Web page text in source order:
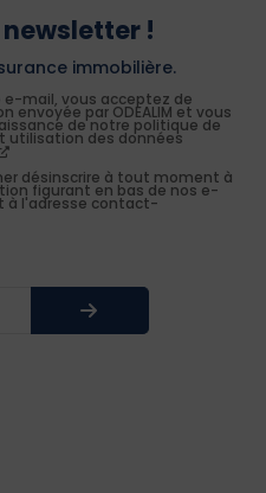
!
immobilière.
e-mail, vous acceptez de
par ODEALIM et vous
de notre politique de
des données
désinscrire à tout moment à
figurant en bas de nos e-
à l'adresse contact-